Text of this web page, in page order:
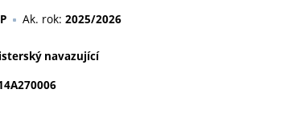
Ak. rok: 2025/2026
navazující